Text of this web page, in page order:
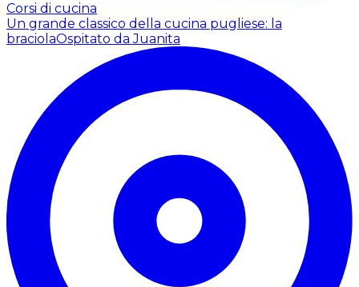
Corsi di cucina
Un grande classico della cucina pugliese: la
braciolaOspitato da Juanita